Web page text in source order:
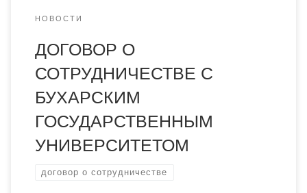
НОВОСТИ
ДОГОВОР О
СОТРУДНИЧЕСТВЕ С
БУХАРСКИМ
ГОСУДАРСТВЕННЫМ
УНИВЕРСИТЕТОМ
договор о сотрудничестве